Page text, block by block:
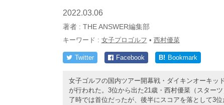
2022.03.06
著者 : THE ANSWER編集部
キーワード : 女子プロゴルフ • 西村優菜
Twitter Facebook B! Bookmark
女子ゴルフの国内ツアー開幕戦・ダイキンオーキッ
が行われた。3位から出た21歳・西村優菜（スター
了時では首位だったが、後半にスコアを落として3